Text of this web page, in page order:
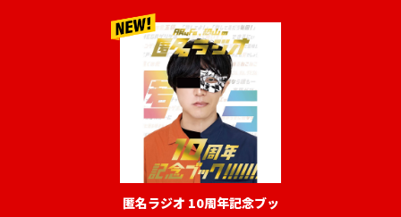
匿名ラジオ 10周年記念ブッ